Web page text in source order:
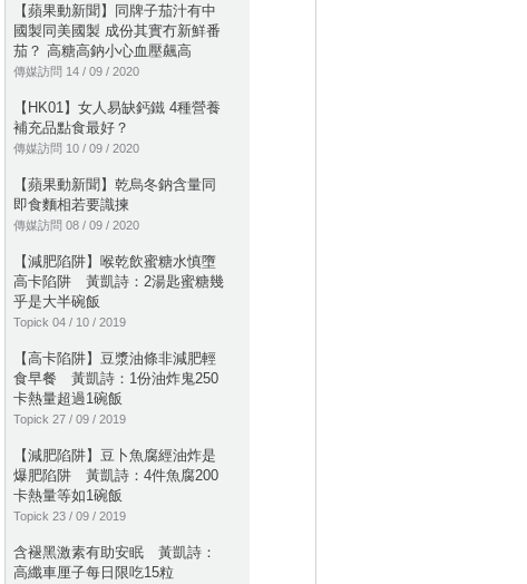
【蘋果動新聞】同牌子茄汁有中
國製同美國製 成份其實冇新鮮番
茄？ 高糖高鈉小心血壓飆高
傳媒訪問 14 / 09 / 2020
【HK01】女人易缺鈣鐵 4種營養
補充品點食最好？
傳媒訪問 10 / 09 / 2020
【蘋果動新聞】乾烏冬鈉含量同
即食麵相若要識揀
傳媒訪問 08 / 09 / 2020
【減肥陷阱】喉乾飲蜜糖水慎墮
高卡陷阱 黃凱詩：2湯匙蜜糖幾
乎是大半碗飯
Topick 04 / 10 / 2019
【高卡陷阱】豆漿油條非減肥輕
食早餐 黃凱詩：1份油炸鬼250
卡熱量超過1碗飯
Topick 27 / 09 / 2019
【減肥陷阱】豆卜魚腐經油炸是
爆肥陷阱 黃凱詩：4件魚腐200
卡熱量等如1碗飯
Topick 23 / 09 / 2019
含褪黑激素有助安眠 黃凱詩：
高纖車厘子每日限吃15粒